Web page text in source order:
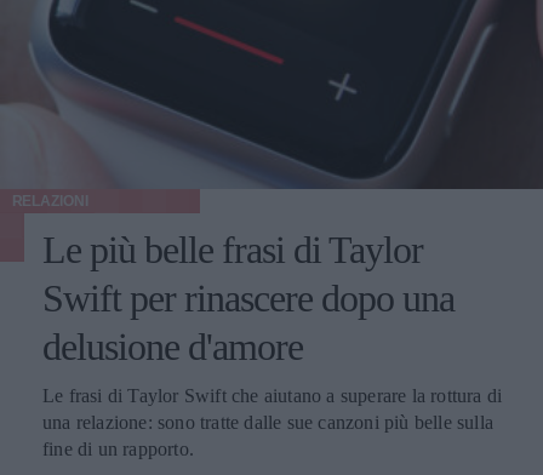
RELAZIONI
Le più belle frasi di Taylor
Swift per rinascere dopo una
delusione d'amore
Le frasi di Taylor Swift che aiutano a superare la rottura di
una relazione: sono tratte dalle sue canzoni più belle sulla
fine di un rapporto.